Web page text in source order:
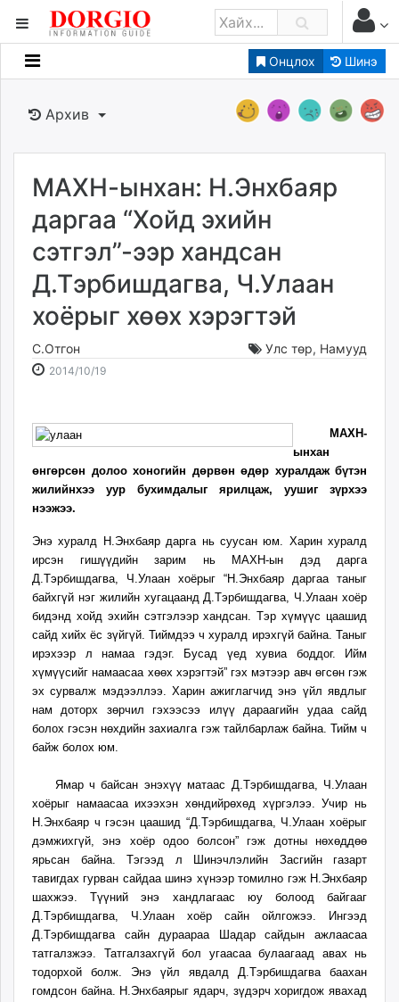
Онцлох Шинэ
Мэдээллийн
Банк санхүү
Бизнес ААН
Төрийн
dorgio.mn
Gogo.mn
caak.mn
news.mn
zindaa.mn
Baabar.mn
mnb.mn
Eguur.mn
24tsag.mn
eagle.mn
ergelt.mn
zarig.mn
today.mn
zuv.mn
mminfo.mn
ugluu.mn
unen.mn
asu.mn
shuurhai.mn
unuudur.mn
isee.mn
mglradio.com
fact.mn
itoim.mn
tumen.mn
shuum.mn
times.mn
tvmongolia.mn
Архив
МАХН-ынхан: Н.Энхбаяр
даргаа “Хойд эхийн
сэтгэл”-ээр хандсан
Д.Тэрбишдагва, Ч.Улаан
хоёрыг хөөх хэрэгтэй
С.Отгон Улс төр, Намууд
2014/10/192014-
2026-
МАХН-
ынхан
өнгөрсөн долоо хоногийн дөрвөн өдөр хуралдаж бүтэн
жилийнхээ уур бухимдалыг ярилцаж, уушиг зүрхээ
нээжээ.
Энэ хуралд Н.Энхбаяр дарга нь суусан юм. Харин хуралд
ирсэн гишүүдийн зарим нь МАХН-ын дэд дарга
Д.Тэрбишдагва, Ч.Улаан хоёрыг “Н.Энхбаяр даргаа таныг
байхгүй нэг жилийн хугацаанд Д.Тэрбишдагва, Ч.Улаан хоёр
бидэнд хойд эхийн сэтгэлээр хандсан. Тэр хүмүүс цаашид
сайд хийх ёс зүйгүй. Тиймдээ ч хуралд ирэхгүй байна. Таныг
ирэхээр л намаа гэдэг. Бусад үед хувиа боддог. Ийм
хүмүүсийг намаасаа хөөх хэрэгтэй” гэх мэтээр авч өгсөн гэж
эх сурвалж мэдээллээ. Харин ажиглагчид энэ үйл явдлыг
нам доторх зөрчил гэхээсээ илүү дараагийн удаа сайд
болох гэсэн нөхдийн захиалга гэж тайлбарлаж байна. Тийм ч
байж болох юм.
Ямар ч байсан энэхүү матаас Д.Тэрбишдагва, Ч.Улаан
хоёрыг намаасаа ихээхэн хөндийрөхөд хүргэлээ. Учир нь
Н.Энхбаяр ч гэсэн цаашид “Д.Тэрбишдагва, Ч.Улаан хоёрыг
дэмжихгүй, энэ хоёр одоо болсон” гэж дотны нөхөддөө
ярьсан байна. Тэгээд л Шинэчлэлийн Засгийн газарт
тавигдах гурван сайдаа шинэ хүнээр томилно гэж Н.Энхбаяр
шахжээ. Түүний энэ хандлагаас юу болоод байгааг
Д.Тэрбишдагва, Ч.Улаан хоёр сайн ойлгожээ. Ингээд
Д.Тэрбишдагва сайн дураараа Шадар сайдын ажлаасаа
татгалзжээ. Татгалзахгүй бол угаасаа булаагаад авах нь
тодорхой болж. Энэ үйл явдалд Д.Тэрбишдагва баахан
гомдсон байна. Н.Энхбаярыг ядарч, зүдэрч хоригдож явахад